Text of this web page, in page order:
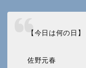
【今日は何の日】
佐野元春